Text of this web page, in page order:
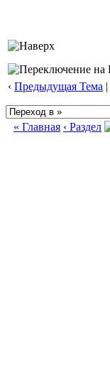
‹ Предыдущая Тема |
« Главная ‹ Раздел